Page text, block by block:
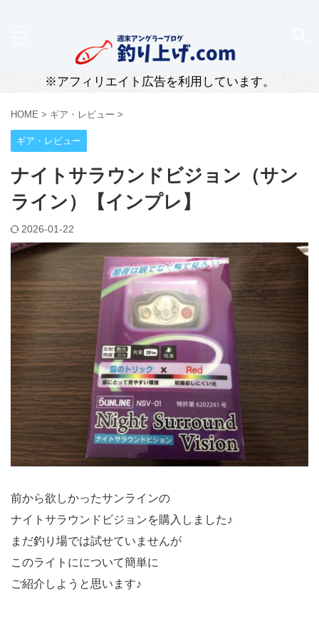
※アフィリエイト広告を利用しています。
HOME > ギア・レビュー >
ギア・レビュー
ナイトサラウンドビジョン（サン
ライン）【インプレ】
2026-01-22
前から欲しかったサンラインの
ナイトサラウンドビジョンを購入しました♪
まだ釣り場では試せていませんが
このライトにについて簡単に
ご紹介しようと思います♪